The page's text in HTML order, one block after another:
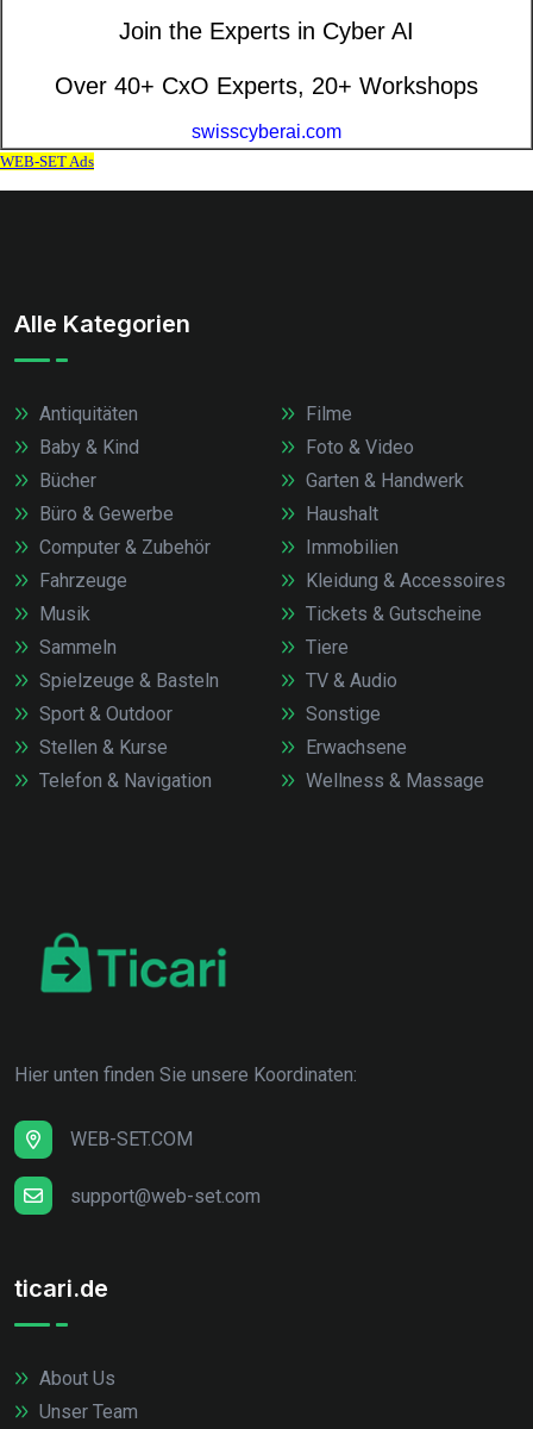
Alle Kategorien
Antiquitäten
Baby & Kind
Bücher
Büro & Gewerbe
Computer & Zubehör
Fahrzeuge
Filme
Foto & Video
Garten & Handwerk
Haushalt
Immobilien
Kleidung & Accessoires
Musik
Sammeln
Spielzeuge & Basteln
Sport & Outdoor
Stellen & Kurse
Telefon & Navigation
Tickets & Gutscheine
Tiere
TV & Audio
Sonstige
Erwachsene
Wellness & Massage
Hier unten finden Sie unsere Koordinaten:
WEB-SET.COM
support@web-set.com
ticari.de
About Us
Unser Team